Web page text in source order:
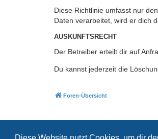
Diese Richtlinie umfasst nur
Daten verarbeitet, wird er dich
AUSKUNFTSRECHT
Der Betreiber erteilt dir auf
Du kannst jederzeit die
Foren-Übersicht